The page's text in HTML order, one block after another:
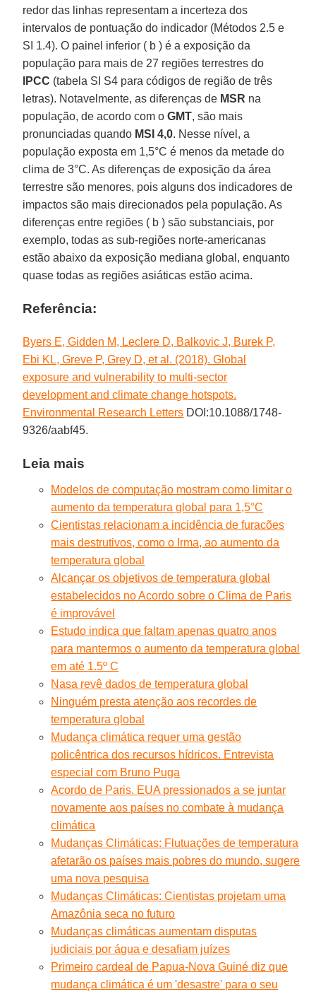
redor das linhas representam a incerteza dos
intervalos de pontuação do indicador (Métodos 2.5 e
SI 1.4). O painel inferior ( b ) é a exposição da
população para mais de 27 regiões terrestres do
IPCC (tabela SI S4 para códigos de região de três
letras). Notavelmente, as diferenças de MSR na
população, de acordo com oGMT, são mais
pronunciadas quando MSI 4,0. Nesse nível, a
população exposta em 1,5°C é menos da metade do
clima de 3°C. As diferenças de exposição da área
terrestre são menores, pois alguns dos indicadores de
impactos são mais direcionados pela população. As
diferenças entre regiões ( b ) são substanciais, por
exemplo, todas as sub-regiões norte-americanas
estão abaixo da exposição mediana global, enquanto
quase todas as regiões asiáticas estão acima.
Referência:
Byers E, Gidden M, Leclere D, Balkovic J, Burek P,
Ebi KL, Greve P, Grey D, et al. (2018). Global
exposure and vulnerability to multi-sector
development and climate change hotspots.
Environmental Research Letters DOI:10.1088/1748-
9326/aabf45.
Leia mais
Modelos de computação mostram como limitar o
aumento da temperatura global para 1,5°C
Cientistas relacionam a incidência de furacões
mais destrutivos, como o Irma, ao aumento da
temperatura global
Alcançar os objetivos de temperatura global
estabelecidos no Acordo sobre o Clima de Paris
é improvável
Estudo indica que faltam apenas quatro anos
para mantermos o aumento da temperatura global
em até 1.5º C
Nasa revê dados de temperatura global
Ninguém presta atenção aos recordes de
temperatura global
Mudança climática requer uma gestão
policêntrica dos recursos hídricos. Entrevista
especial com Bruno Puga
Acordo de Paris. EUA pressionados a se juntar
novamente aos países no combate à mudança
climática
Mudanças Climáticas: Flutuações de temperatura
afetarão os países mais pobres do mundo, sugere
uma nova pesquisa
Mudanças Climáticas: Cientistas projetam uma
Amazônia seca no futuro
Mudanças climáticas aumentam disputas
judiciais por água e desafiam juízes
Primeiro cardeal de Papua-Nova Guiné diz que
mudança climática é um 'desastre' para o seu